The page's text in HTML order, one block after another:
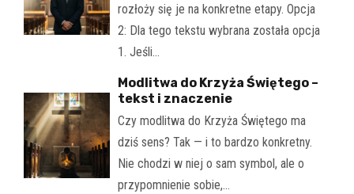
rozłoży się je na konkretne etapy. Opcja
2: Dla tego tekstu wybrana została opcja
1. Jeśli…
Modlitwa do Krzyża Świętego –
tekst i znaczenie
Czy modlitwa do Krzyża Świętego ma
dziś sens? Tak — i to bardzo konkretny.
Nie chodzi w niej o sam symbol, ale o
przypomnienie sobie,…